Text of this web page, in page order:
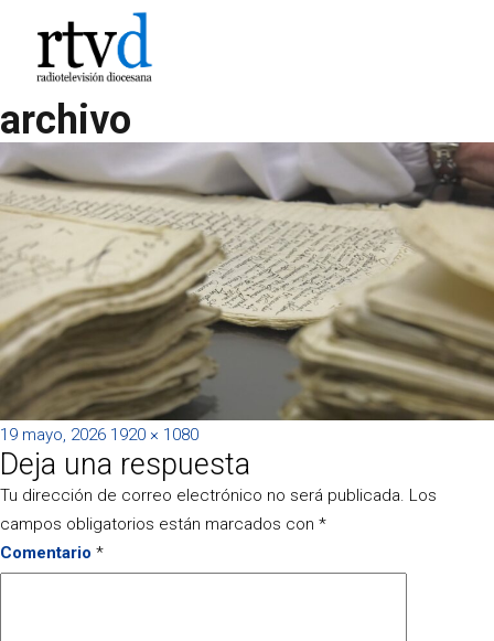
archivo
Publicado
el
19 mayo, 2026 Tamaño
completo
1920 × 1080
Deja una respuesta
Tu dirección de correo electrónico no será publicada. Los
campos obligatorios están marcados con *
Comentario *